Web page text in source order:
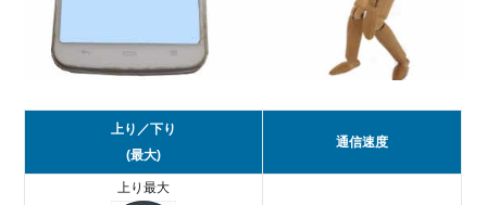
上り／下り
(最大)
通信速度
上り最大